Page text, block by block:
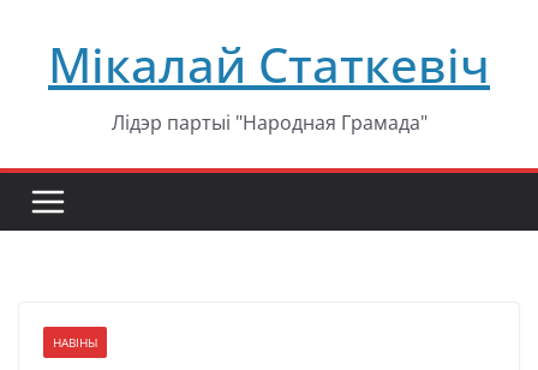
содержимому
Мікалай Статкевіч
Лідэр партыі "Народная Грамада"
НАВІНЫ